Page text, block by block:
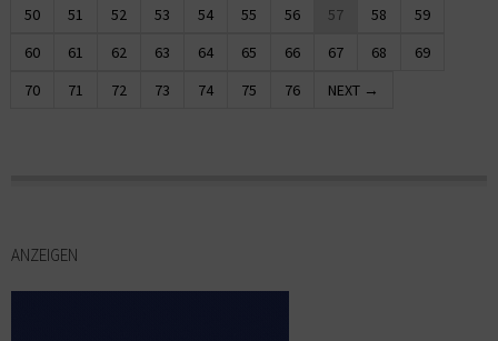
50
51 52 53 54 55 56 57 58
59
60
61 62 63 64 65 66 67 68
69
70
71 72 73 74 75 76 NEXT →
ANZEIGEN